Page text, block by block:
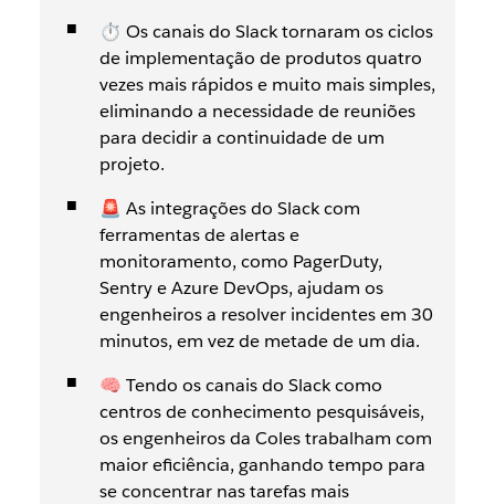
⏱ Os canais do Slack tornaram os ciclos
de implementação de produtos quatro
vezes mais rápidos e muito mais simples,
eliminando a necessidade de reuniões
para decidir a continuidade de um
projeto.
🚨 As integrações do Slack com
ferramentas de alertas e
monitoramento, como PagerDuty,
Sentry e Azure DevOps, ajudam os
engenheiros a resolver incidentes em 30
minutos, em vez de metade de um dia.
🧠 Tendo os canais do Slack como
centros de conhecimento pesquisáveis,
os engenheiros da Coles trabalham com
maior eficiência, ganhando tempo para
se concentrar nas tarefas mais